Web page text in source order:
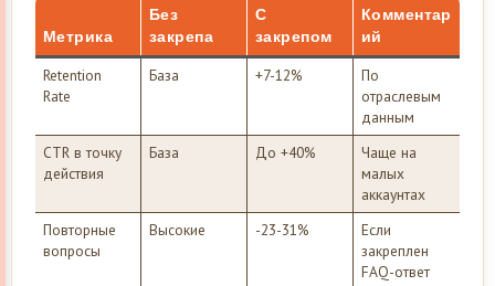
Метрика
Без
закрепа
С
закрепом
Комментар
ий
Retention
Rate
База +7-12%
По
отраслевым
данным
CTR в точку
действия
База До +40%
Чаще на
малых
аккаунтах
Повторные
вопросы
Высокие -23-31%
Если
закреплен
FAQ-ответ